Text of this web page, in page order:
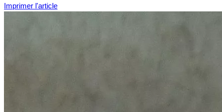
Imprimer l'article